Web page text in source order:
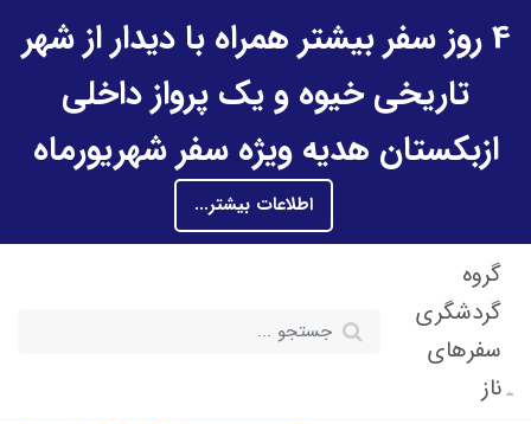
4 روز سفر بیشتر همراه با دیدار از شهر
تاریخی خیوه و یک پرواز داخلی
ازبکستان هدیه ویژه سفر شهریورماه
اطلاعات بیشتر...
گروه
گردشگری
سفرهای
ناز